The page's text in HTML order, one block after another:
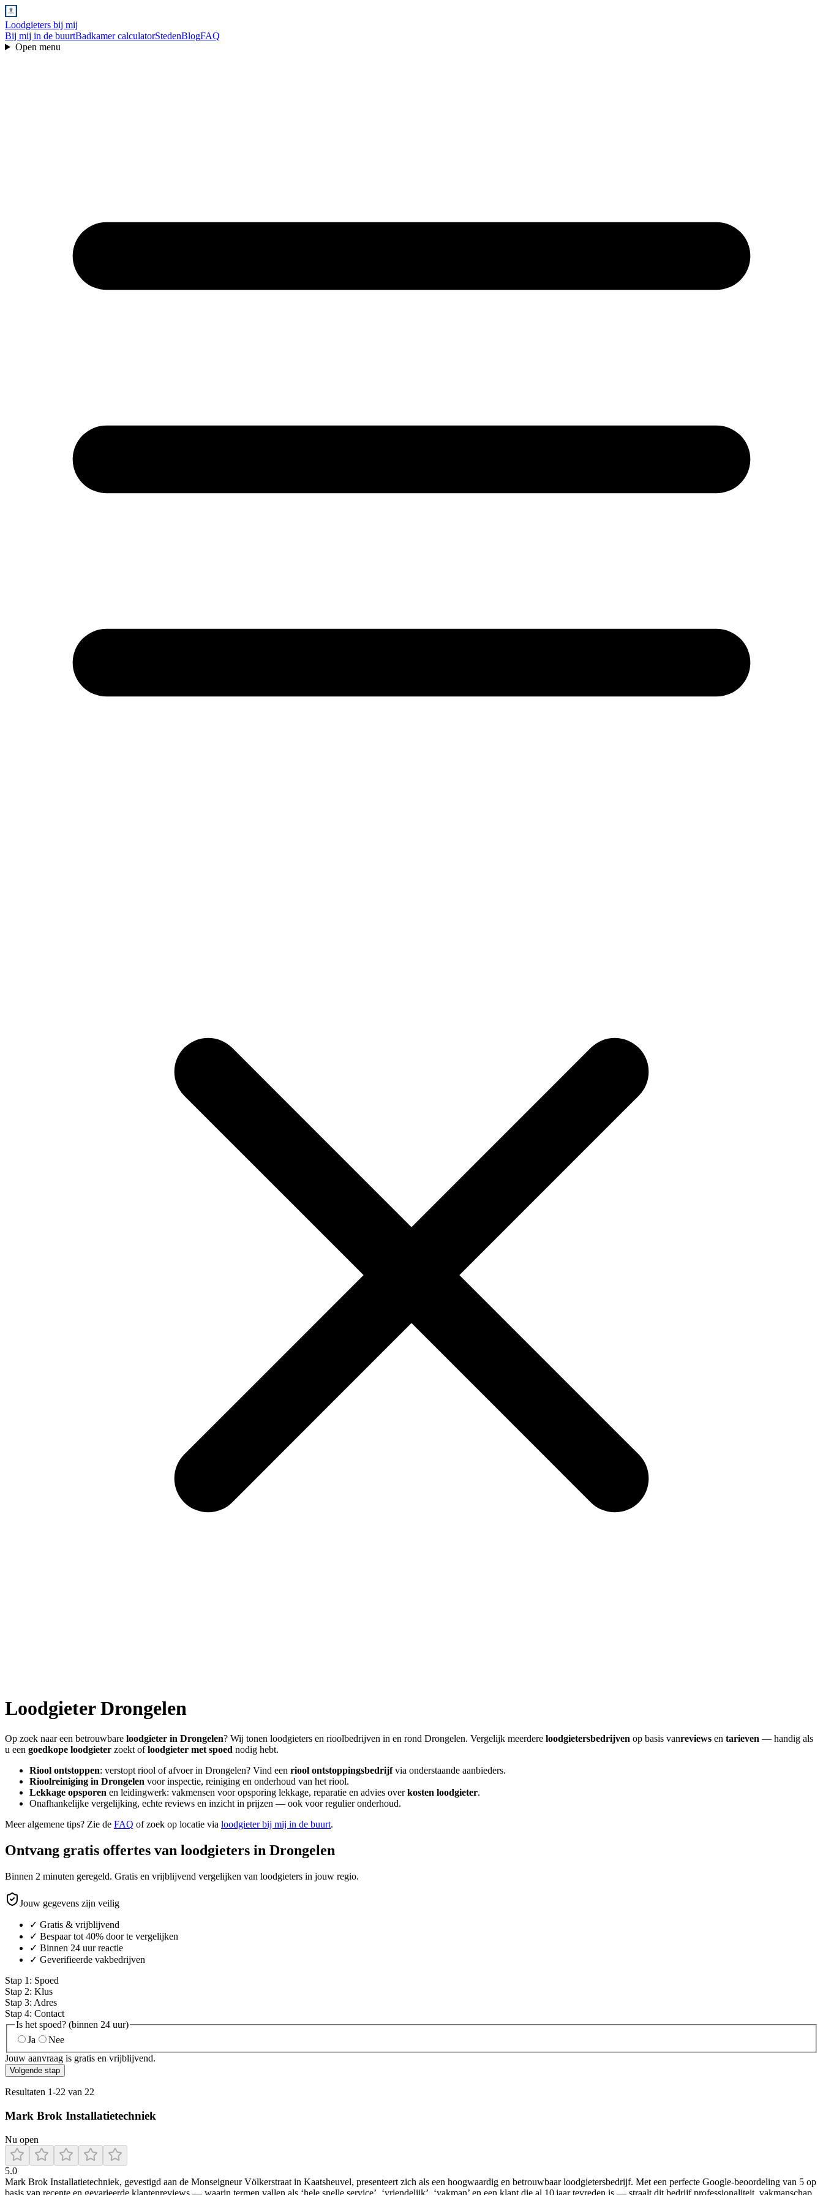
Loodgieters bij mij
Bij mij in de buurtBadkamer calculatorStedenBlogFAQ
Open menu
LoodgieterDrongelen
Op zoek naar een betrouwbare loodgieter in Drongelen? Wij tonen loodgieters en rioolbedrijven in en rond Drongelen. Vergelijk meerdere loodgietersbedrijven op basis vanreviews en tarieven — handig als
u een goedkope loodgieter zoekt ofloodgieter met spoed nodig hebt.
Riool ontstoppen: verstopt riool of afvoer in Drongelen? Vind een riool ontstoppingsbedrijfvia onderstaande aanbieders.
Rioolreiniging in Drongelen voor inspectie, reiniging en onderhoud van het riool.
Lekkage opsporen en leidingwerk: vakmensen voor opsporing lekkage, reparatie en advies overkosten loodgieter.
Onafhankelijke vergelijking, echte reviews en inzicht in prijzen — ook voor regulier onderhoud.
Meer algemene tips? Zie de FAQ of zoek op locatie via loodgieter bij mij in de buurt.
Ontvang gratis offertes van loodgieters in Drongelen
Binnen 2 minuten geregeld. Gratis en vrijblijvend vergelijken van loodgieters in jouw regio.
Jouw gegevens zijn veilig
✓ Gratis & vrijblijvend
✓ Bespaar tot 40% door te vergelijken
✓ Binnen 24 uur reactie
✓ Geverifieerde vakbedrijven
Stap 1 : Spoed
Stap 2: Klus
Stap 3: Adres
Stap 4: Contact
Is het spoed? (binnen 24 uur)
Ja
Nee
Jouw aanvraag is gratis en vrijblijvend.
Volgende stap
Resultaten 1-22 van 22
Mark Brok Installatietechniek
Nu open
5.0
Mark Brok Installatietechniek, gevestigd aan de Monseigneur Völkerstraat in Kaatsheuvel, presenteert zich als een hoogwaardig en betrouwbaar loodgietersbedrijf. Met een perfecte Google‑beoordeling van 5 op
basis van recente en gevarieerde klantenreviews — waarin termen vallen als ‘hele snelle service’, ‘vriendelijk’, ‘vakman’ en een klant die al 10 jaar tevreden is — straalt dit bedrijf professionaliteit, vakmanschap